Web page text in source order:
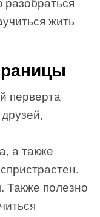
разобраться
жить
перверта
а также
Также полезно